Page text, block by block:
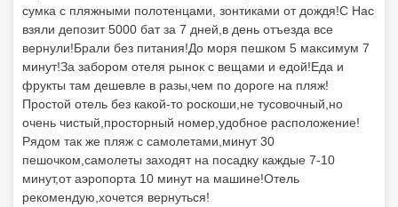
сумка с пляжными полотенцами, зонтиками от дождя!С Нас
взяли депозит 5000 бат за 7 дней,в день отъезда все
вернули!Брали без питания!До моря пешком 5 максимум 7
минут!За забором отеля рынок с вещами и едой!Еда и
фрукты там дешевле в разы,чем по дороге на пляж!
Простой отель без какой-то роскоши,не тусовочный,но
очень чистый,просторный номер,удобное расположение!
Рядом так же пляж с самолетами,минут 30
пешочком,самолеты заходят на посадку каждые 7-10
минут,от аэропорта 10 минут на машине!Отель
рекомендую,хочется вернуться!